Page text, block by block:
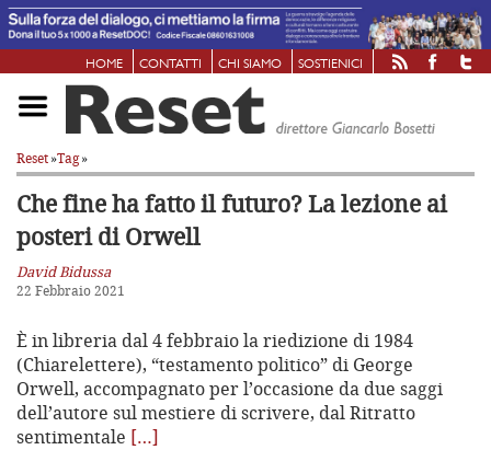
HOME CONTATTI CHI SIAMO SOSTIENICI
Reset»Tag»
Che fine ha fatto il futuro?La lezione ai
posteri di Orwell
David Bidussa
22 Febbraio 2021
È in libreria dal 4 febbraio la riedizione di 1984
(Chiarelettere), “testamento politico” di George
Orwell, accompagnato per l’occasione da due saggi
dell’autore sul mestiere di scrivere, dal Ritratto
sentimentale […]